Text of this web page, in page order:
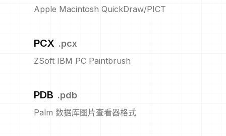
Apple Macintosh QuickDraw/PICT
PCX .pcx
ZSoft IBM PC Paintbrush
PDB .pdb
Palm 数据库图片查看器格式